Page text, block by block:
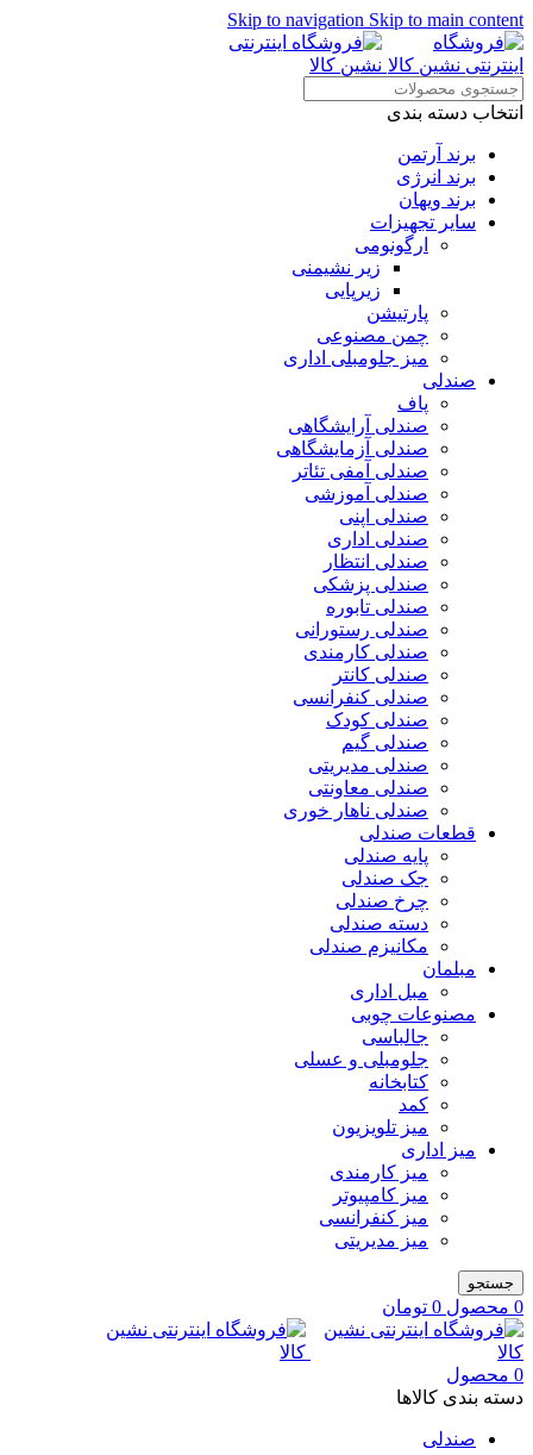
Skip to navigation Skip to main content
انتخاب دسته بندی
برند آرتمن
برند انرژی
برند ویهان
سایر تجهیزات
ارگونومی
زیر نشیمنی
زیرپایی
پارتیشن
چمن مصنوعی
میز جلومبلی اداری
صندلی
پاف
صندلی آرایشگاهی
صندلی آزمایشگاهی
صندلی آمفی تئاتر
صندلی آموزشی
صندلی اپنی
صندلی اداری
صندلی انتظار
صندلی پزشکی
صندلی تابوره
صندلی رستورانی
صندلی کارمندی
صندلی کانتر
صندلی کنفرانسی
صندلی کودک
صندلی گیم
صندلی مدیریتی
صندلی معاونتی
صندلی ناهار خوری
قطعات صندلی
پایه صندلی
جک صندلی
چرخ صندلی
دسته صندلی
مکانیزم صندلی
مبلمان
مبل اداری
مصنوعات چوبی
جالباسی
جلومبلی و عسلی
کتابخانه
کمد
میز تلویزیون
میز اداری
میز کارمندی
میز کامپیوتر
میز کنفرانسی
میز مدیریتی
جستجو
0 محصول 0 تومان
0 محصول
دسته بندی کالاها
صندلی